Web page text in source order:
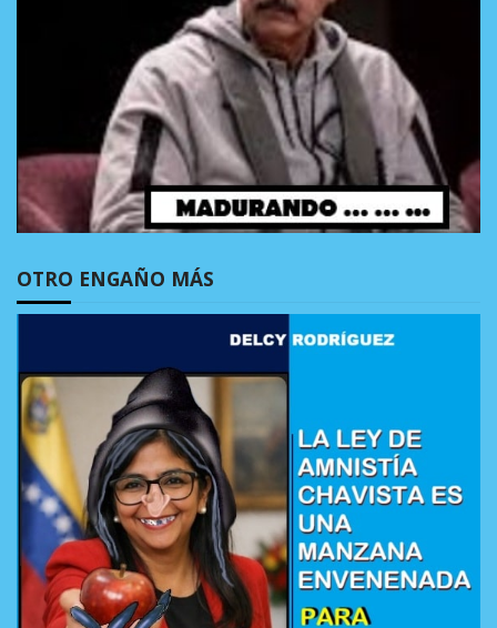
OTRO ENGAÑO MÁS